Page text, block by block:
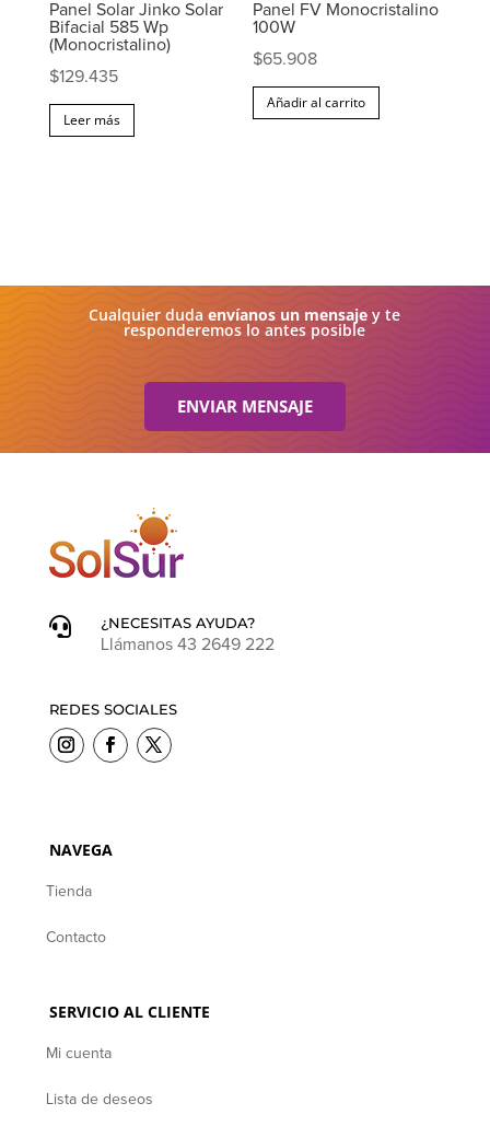
Panel Solar Jinko Solar
Bifacial 585 Wp
(Monocristalino)
$129.435
Leer más
Panel FV Monocristalino
100W
$65.908
Añadir al carrito
Cualquier dudaenvíanos un mensaje y te
responderemos lo antes posible
ENVIAR MENSAJE

¿NECESITAS AYUDA?
Llámanos 43 2649 222
REDES SOCIALES
NAVEGA
Tienda
Contacto
SERVICIO AL CLIENTE
Mi cuenta
Lista de deseos